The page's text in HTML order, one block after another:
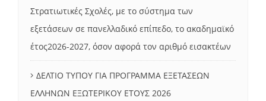
Στρατιωτικές Σχολές, με το σύστημα των
εξετάσεων σε πανελλαδικό επίπεδο, το ακαδημαϊκό
έτος2026-2027, όσον αφορά τον αριθμό εισακτέων
ΔΕΛΤΙΟ ΤΥΠΟΥ ΓΙΑ ΠΡΟΓΡΑΜΜΑ ΕΞΕΤΑΣΕΩΝ
ΕΛΛΗΝΩΝ ΕΞΩΤΕΡΙΚΟΥ ΕΤΟΥΣ 2026